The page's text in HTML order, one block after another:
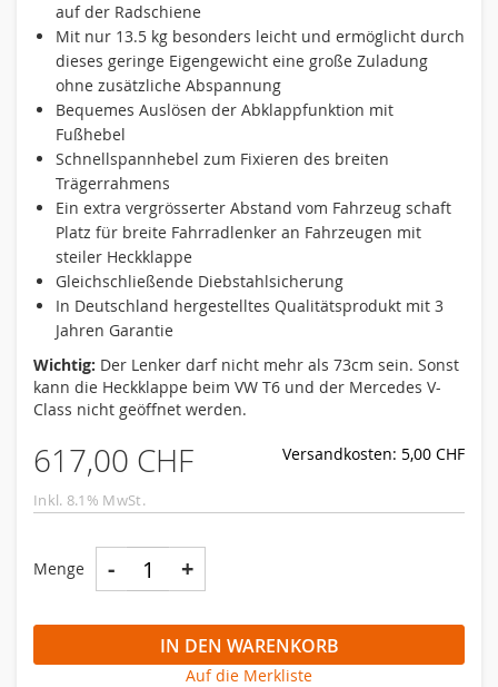
auf der Radschiene
Mit nur 13.5 kg besonders leicht und ermöglicht durch
dieses geringe Eigengewicht eine große Zuladung
ohne zusätzliche Abspannung
Bequemes Auslösen der Abklappfunktion mit
Fußhebel
Schnellspannhebel zum Fixieren des breiten
Trägerrahmens
Ein extra vergrösserter Abstand vom Fahrzeug schaft
Platz für breite Fahrradlenker an Fahrzeugen mit
steiler Heckklappe
Gleichschließende Diebstahlsicherung
In Deutschland hergestelltes Qualitätsprodukt mit 3
Jahren Garantie
Wichtig: Der Lenker darf nicht mehr als 73cm sein. Sonst
kann die Heckklappe beim VW T6 und der Mercedes V-
Class nicht geöffnet werden.
617,00 CHF Versandkosten: 5,00 CHF
Inkl. 8.1% MwSt.
Menge - +
IN DEN WARENKORB
Auf die Merkliste